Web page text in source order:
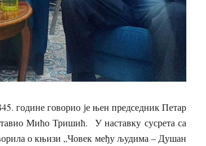
године говорио је њен председник Петар
Мићо Тришић. У наставку сусрета са
о књизи „Човек међу људима – Душан